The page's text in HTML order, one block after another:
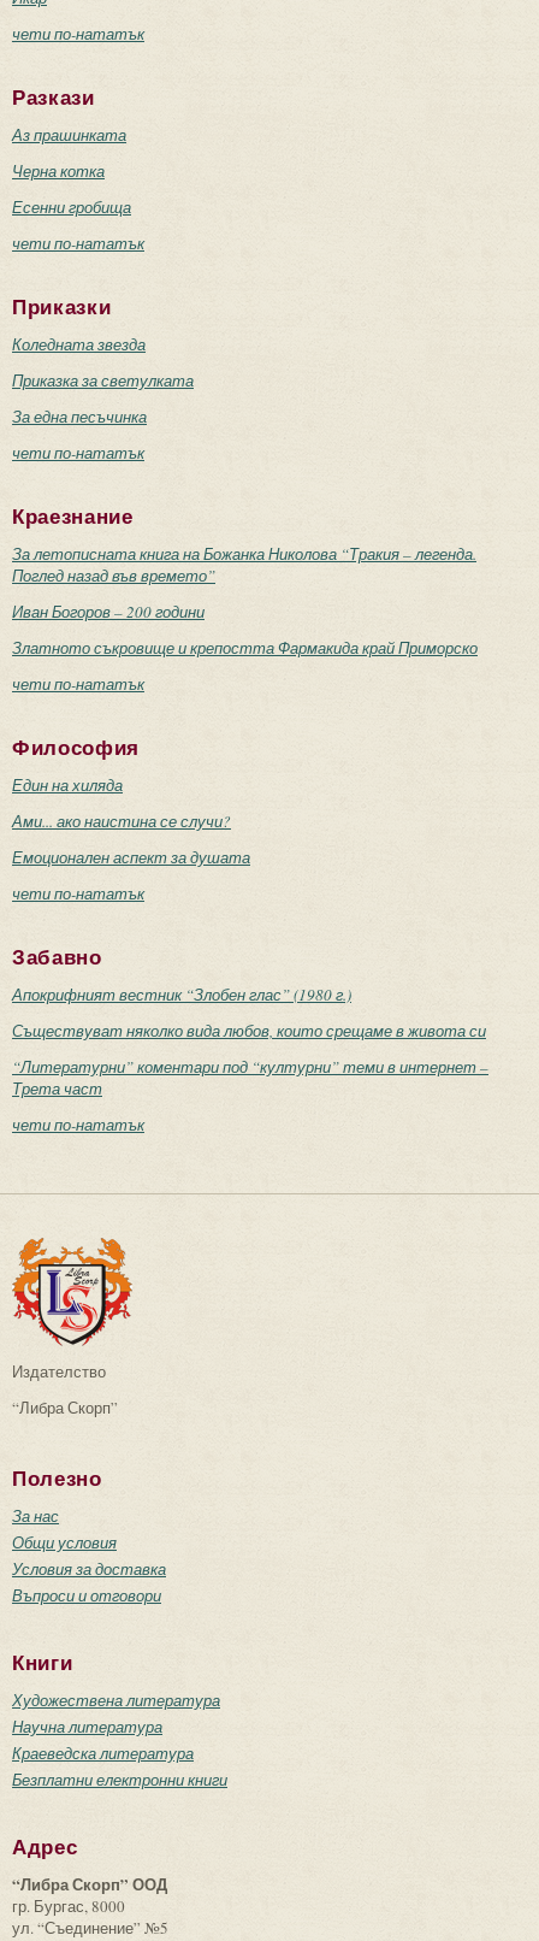
чети по-нататък
Разкази
Аз прашинката
Черна котка
Есенни гробища
чети по-нататък
Приказки
Коледната звезда
Приказка за светулката
За една песъчинка
чети по-нататък
Краезнание
За летописната книга на Божанка Николова “Тракия – легенда.
Поглед назад във времето”
Иван Богоров – 200 години
Златното съкровище и крепостта Фармакида край Приморско
чети по-нататък
Философия
Един на хиляда
Ами... ако наистина се случи?
Емоционален аспект за душата
чети по-нататък
Забавно
Апокрифният вестник “Злобен глас” (1980 г.)
Съществуват няколко вида любов, които срещаме в живота си
“Литературни” коментари под “културни” теми в интернет –
Трета част
чети по-нататък
Издателство
“Либра Скорп”
Полезно
За нас
Общи условия
Условия за доставка
Въпроси и отговори
Книги
Художествена литература
Научна литература
Краеведска литература
Безплатни електронни книги
Адрес
“Либра Скорп” ООД
гр. Бургас, 8000
ул. “Съединение” №5